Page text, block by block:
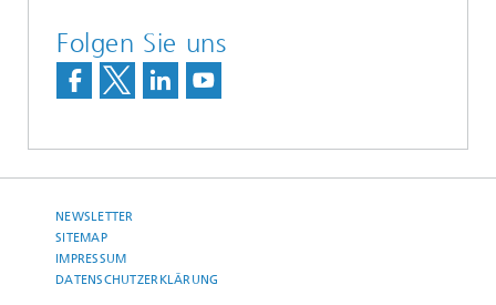
Folgen Sie uns
NEWSLETTER
SITEMAP
IMPRESSUM
DATENSCHUTZERKLÄRUNG